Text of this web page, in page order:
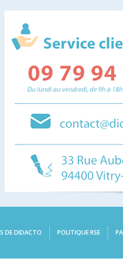
DE DIDACTO POLITIQUE RSE